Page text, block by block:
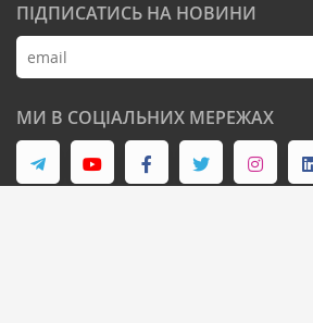
ПІДПИСАТИСЬ НА НОВИНИ
МИ В СОЦІАЛЬНИХ МЕРЕЖАХ